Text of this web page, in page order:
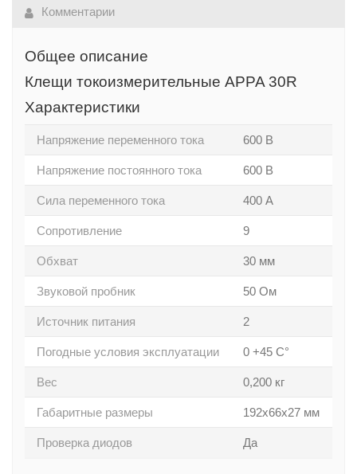
Комментарии
Общее описание
Клещи токоизмерительные APPA 30R
Характеристики
Напряжение переменного тока 600 В
Напряжение постоянного тока 600 В
Сила переменного тока 400 А
Сопротивление 9
Обхват 30 мм
Звуковой пробник 50 Ом
Источник питания 2
Погодные условия эксплуатации 0 +45 С°
Вес 0,200 кг
Габаритные размеры 192х66х27 мм
Проверка диодов Да